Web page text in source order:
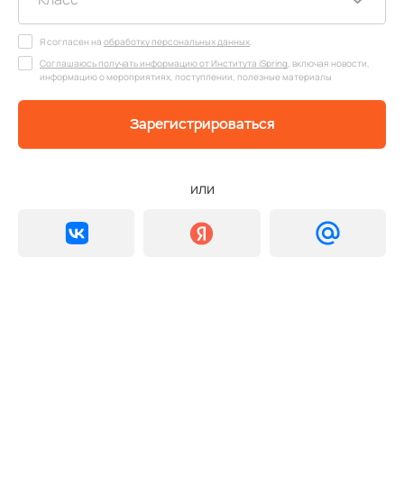
Я согласен на обработку персональных данных.
Соглашаюсь получать информацию от Института iSpring, включая новости,
информацию о мероприятиях, поступлении, полезные материалы
Зарегистрироваться
или